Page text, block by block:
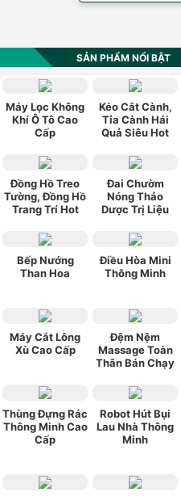
SẢN PHẨM NỔI BẬT
Máy Lọc Không
Khí Ô Tô Cao
Cấp
Kéo Cắt Cành,
Tỉa Cành Hái
Quả Siêu Hot
Đồng Hồ Treo
Tường, Đồng Hồ
Trang Trí Hot
Đai Chườm
Nóng Thảo
Dược Trị Liệu
Bếp Nướng
Than Hoa
Điều Hòa Mini
Thông Minh
Máy Cắt Lông
Xù Cao Cấp
Đệm Nệm
Massage Toàn
Thân Bán Chạy
Thùng Đựng Rác
Thông Minh Cao
Cấp
Robot Hút Bụi
Lau Nhà Thông
Minh